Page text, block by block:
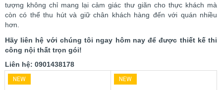
tượng không chỉ mang lại cảm giác thư giãn cho thực khách mà
còn có thể thu hút và giữ chân khách hàng đến với quán nhiều
hơn.
Hãy liên hệ với chúng tôi ngay hôm nay để được thiết kế thi
công nội thất trọn gói!
Liên hệ: 0901438178
NEW NEW